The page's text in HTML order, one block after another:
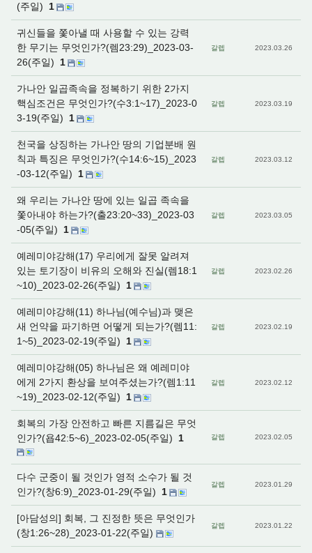
(주일)
1
귀신들을 쫓아낼 때 사용할 수 있는 강력
한 무기는 무엇인가?(렘23:29)_2023-03-
26(주일)
1
갈렙 2023.03.26
가나안 일곱족속을 정복하기 위한 2가지
핵심조건은 무엇인가?(수3:1~17)_2023-0
3-19(주일)
1
갈렙 2023.03.19
천국을 상징하는 가나안 땅의 기업분배 원
칙과 특징은 무엇인가?(수14:6~15)_2023
-03-12(주일)
1
갈렙 2023.03.12
왜 우리는 가나안 땅에 있는 일곱 족속을
쫓아내야 하는가?(출23:20~33)_2023-03
-05(주일)
1
갈렙 2023.03.05
예레미야강해(17) 우리에게 잘못 알려져
있는 토기장이 비유의 오해와 진실(렘18:1
~10)_2023-02-26(주일)
1
갈렙 2023.02.26
예레미야강해(11) 하나님(예수님)과 맺은
새 언약을 파기하면 어떻게 되는가?(렘11:
1~5)_2023-02-19(주일)
1
갈렙 2023.02.19
예레미야강해(05) 하나님은 왜 예레미야
에게 2가지 환상을 보여주셨는가?(렘1:11
~19)_2023-02-12(주일)
1
갈렙 2023.02.12
회복의 가장 안전하고 빠른 지름길은 무엇
인가?(욥42:5~6)_2023-02-05(주일)
1 갈렙 2023.02.05
다수 군중이 될 것인가 영적 소수가 될 것
인가?(창6:9)_2023-01-29(주일)
1
갈렙 2023.01.29
[아담성의] 회복, 그 진정한 뜻은 무엇인가
(창1:26~28)_2023-01-22(주일)
갈렙 2023.01.22